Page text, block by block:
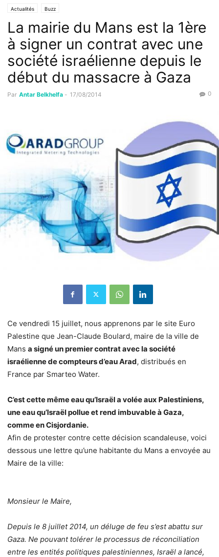
Actualités Buzz
La mairie du Mans est la 1ère
à signer un contrat avec une
société israélienne depuis le
début du massacre à Gaza
Par Antar Belkhelfa - 17/08/2014 0
Ce vendredi 15 juillet, nous apprenons par le site Euro
Palestine que Jean-Claude Boulard, maire de la ville de
Mans a signé un premier contrat avec la société
israélienne de compteurs d’eau Arad, distribués en
France par Smarteo Water.
C’est cette même eau qu’Israël a volée aux Palestiniens,
une eau qu’Israël pollue et rend imbuvable à Gaza,
comme en Cisjordanie.
Afin de protester contre cette décision scandaleuse, voici
dessous une lettre qu’une habitante du Mans a envoyée au
Maire de la ville:
Monsieur le Maire,
Depuis le 8 juillet 2014, un déluge de feu s’est abattu sur
Gaza. Ne pouvant tolérer le processus de réconciliation
entre les entités politiques palestiniennes, Israël a lancé,